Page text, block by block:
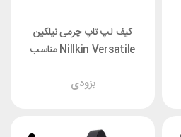
کیف لپ تاپ چرمی نیلکین
Nillkin Versatile مناسب
بزودی